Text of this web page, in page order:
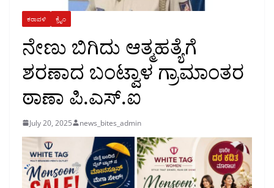
ಕರಾವಳಿ ಕ್ರೈಂ
ನೇಣು ಬಿಗಿದು ಆತ್ಮಹತ್ಯೆಗೆ
ಶರಣಾದ ಬಂಟ್ವಾಳ ಗ್ರಾಮಾಂತರ
ಠಾಣಾ ಪಿ.ಎಸ್‌.ಐ
July 20, 2025 news_bites_admin